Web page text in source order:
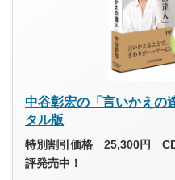
中谷彰宏の「言いかえの
タル版
特別割引価格 25,300円
評発売中！